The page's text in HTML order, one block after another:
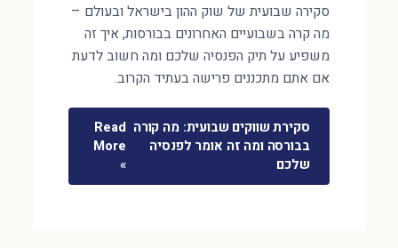
סקירה שבועית של שוק ההון בישראל ובעולם –
מה קרה בשבועיים האחרונים בבורסות, איך זה
משפיע על תיק הפנסיה שלכם ומה חשוב לדעת
אם אתם מתכננים פרישה בעתיד הקרוב.
סקירת שווקים שבועית: מה קורה
בבורסה ומה זה אומר לפנסיה
שלכם
Read
More
»